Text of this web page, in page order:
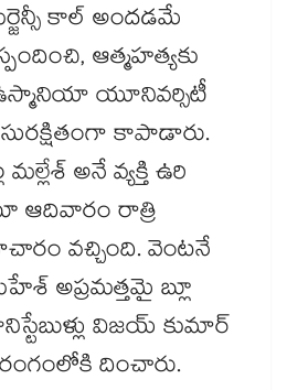
కాల్‌ అందడమే
ఆత్మహత్యకు
ఉస్మానియా యూనివర్సిటీ
కాపాడారు.
మల్లేశ్ అనే వ్యక్తి ఉరి
ఆదివారం రాత్రి
వచ్చింది. వెంటనే
అప్రమత్తమై బ్లూ
విజయ్ కుమార్
దించారు.